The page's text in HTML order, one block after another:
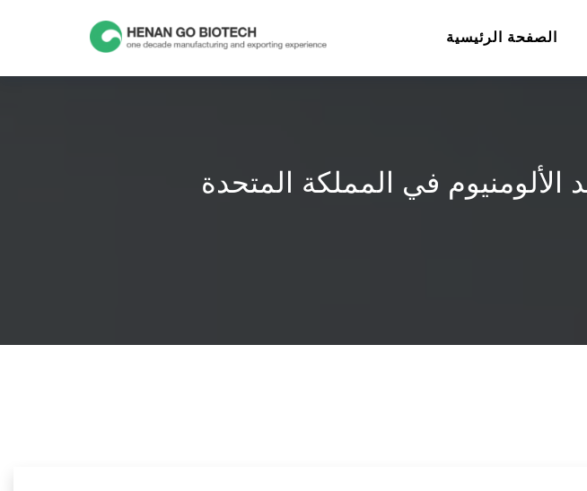
الصفحة الرئيسية
الألومنيوم في المملكة المتحدة